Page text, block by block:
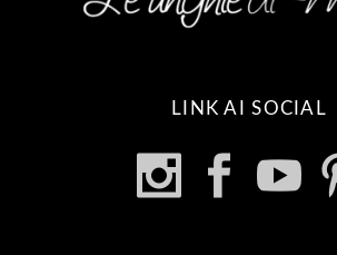
LINK AI SOCIAL